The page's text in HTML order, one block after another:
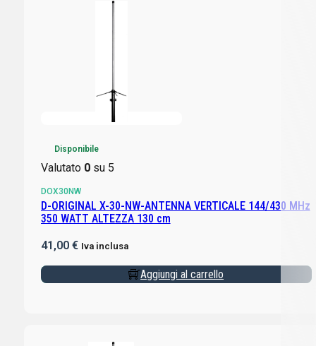
Disponibile
Valutato 0su 5
DOX30NW
D-ORIGINAL X-30-NW-ANTENNA VERTICALE 144/430 MHz
350 WATT ALTEZZA 130 cm
41,00 € Iva inclusa
Aggiungi al carrello